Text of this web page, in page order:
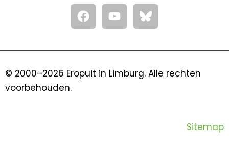
F
a
c
o
Y
o
u
b
© 2000–2026 Eropuit in Limburg. Alle rechten
voorbehouden.
Sitemap